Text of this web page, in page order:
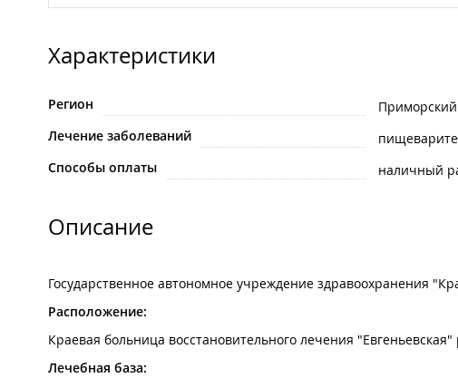
Характеристики
Регион
Лечение заболеваний
Способы оплаты
наличный
Описание
Государственное автономное учреждение здравоохранения
Расположение:
Краевая больница восстановительного лечения
Лечебная база: